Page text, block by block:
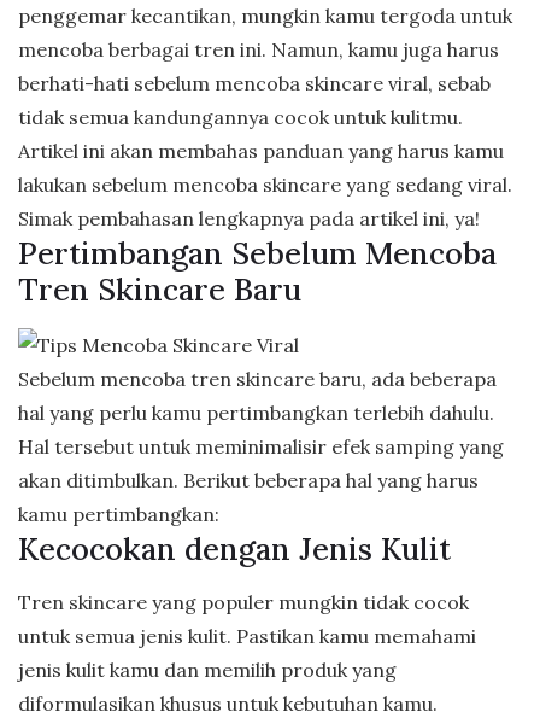
penggemar kecantikan, mungkin kamu tergoda untuk
mencoba berbagai tren ini. Namun, kamu juga harus
berhati-hati sebelum mencoba skincare viral, sebab
tidak semua kandungannya cocok untuk kulitmu.
Artikel ini akan membahas panduan yang harus kamu
lakukan sebelum mencoba skincare yang sedang viral.
Simak pembahasan lengkapnya pada artikel ini, ya!
Pertimbangan Sebelum Mencoba
Tren Skincare Baru
Sebelum mencoba tren skincare baru, ada beberapa
hal yang perlu kamu pertimbangkan terlebih dahulu.
Hal tersebut untuk meminimalisir efek samping yang
akan ditimbulkan. Berikut beberapa hal yang harus
kamu pertimbangkan:
Kecocokan dengan Jenis Kulit
Tren skincare yang populer mungkin tidak cocok
untuk semua jenis kulit. Pastikan kamu memahami
jenis kulit kamu dan memilih produk yang
diformulasikan khusus untuk kebutuhan kamu.